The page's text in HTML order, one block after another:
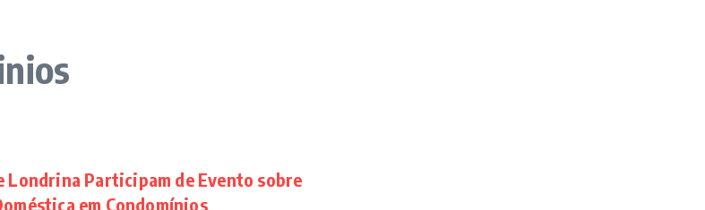
Londrina Participam de Evento sobre
em Condomínios